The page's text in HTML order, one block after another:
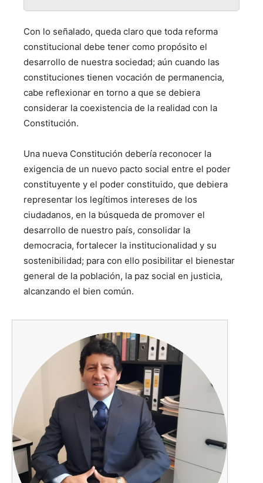
Con lo señalado, queda claro que toda reforma
constitucional debe tener como propósito el
desarrollo de nuestra sociedad; aún cuando las
constituciones tienen vocación de permanencia,
cabe reflexionar en torno a que se debiera
considerar la coexistencia de la realidad con la
Constitución.
Una nueva Constitución debería reconocer la
exigencia de un nuevo pacto social entre el poder
constituyente y el poder constituido, que debiera
representar los legítimos intereses de los
ciudadanos, en la búsqueda de promover el
desarrollo de nuestro país, consolidar la
democracia, fortalecer la institucionalidad y su
sostenibilidad; para con ello posibilitar el bienestar
general de la población, la paz social en justicia,
alcanzando el bien común.